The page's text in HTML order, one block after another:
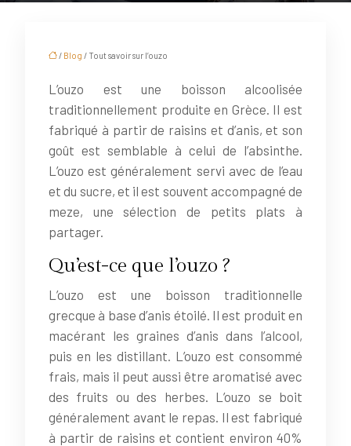
/ Blog / Tout savoir sur l’ouzo
L’ouzo est une boisson alcoolisée
traditionnellement produite en Grèce. Il est
fabriqué à partir de raisins et d’anis, et son
goût est semblable à celui de l’absinthe.
L’ouzo est généralement servi avec de l’eau
et du sucre, et il est souvent accompagné de
meze, une sélection de petits plats à
partager.
Qu’est-ce que l’ouzo ?
L’ouzo est une boisson traditionnelle
grecque à base d’anis étoilé. Il est produit en
macérant les graines d’anis dans l’alcool,
puis en les distillant. L’ouzo est consommé
frais, mais il peut aussi être aromatisé avec
des fruits ou des herbes. L’ouzo se boit
généralement avant le repas. Il est fabriqué
à partir de raisins et contient environ 40%